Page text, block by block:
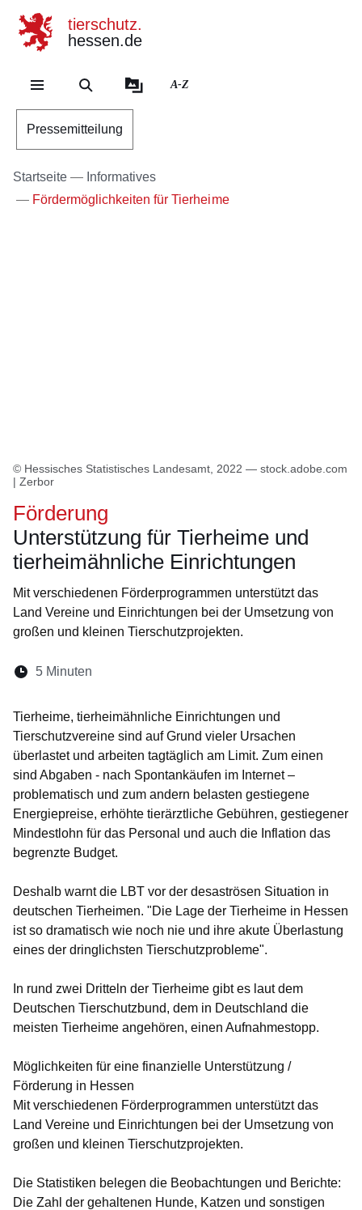
tierschutz.
hessen.de
A-Z
Pressemitteilung
Startseite
Informatives
Fördermöglichkeiten für Tierheime
© Hessisches Statistisches Landesamt, 2022 — stock.adobe.com
| Zerbor
Förderung
Unterstützung für Tierheime und
tierheimähnliche Einrichtungen
Mit verschiedenen Förderprogrammen unterstützt das
Land Vereine und Einrichtungen bei der Umsetzung von
großen und kleinen Tierschutzprojekten.
Lesedauer:
5 Minuten
Tierheime, tierheimähnliche Einrichtungen und
Tierschutzvereine sind auf Grund vieler Ursachen
überlastet und arbeiten tagtäglich am Limit. Zum einen
sind Abgaben - nach Spontankäufen im Internet –
problematisch und zum andern belasten gestiegene
Energiepreise, erhöhte tierärztliche Gebühren, gestiegener
Mindestlohn für das Personal und auch die Inflation das
begrenzte Budget.
Deshalb warnt die LBT vor der desaströsen Situation in
deutschen Tierheimen. "Die Lage der Tierheime in Hessen
ist so dramatisch wie noch nie und ihre akute Überlastung
eines der dringlichsten Tierschutzprobleme".
In rund zwei Dritteln der Tierheime gibt es laut dem
Deutschen Tierschutzbund, dem in Deutschland die
meisten Tierheime angehören, einen Aufnahmestopp.
Möglichkeiten für eine finanzielle Unterstützung /
Förderung in Hessen
Mit verschiedenen Förderprogrammen unterstützt das
Land Vereine und Einrichtungen bei der Umsetzung von
großen und kleinen Tierschutzprojekten.
Die Statistiken belegen die Beobachtungen und Berichte:
Die Zahl der gehaltenen Hunde, Katzen und sonstigen